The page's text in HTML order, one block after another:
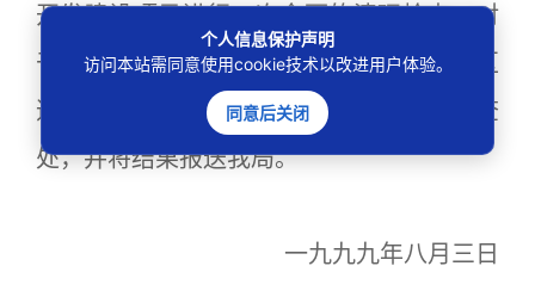
开发建设项目进行一次全面的清理检查，对
于违反《自然保护区条例》，对自然保护区
造成重大影响或严重生态破坏的，应严肃查
处，并将结果报送我局。
一九九九年八月三日
个人信息保护声明
访问本站需同意使用cookie技术以改进用户体验。
同意后关闭